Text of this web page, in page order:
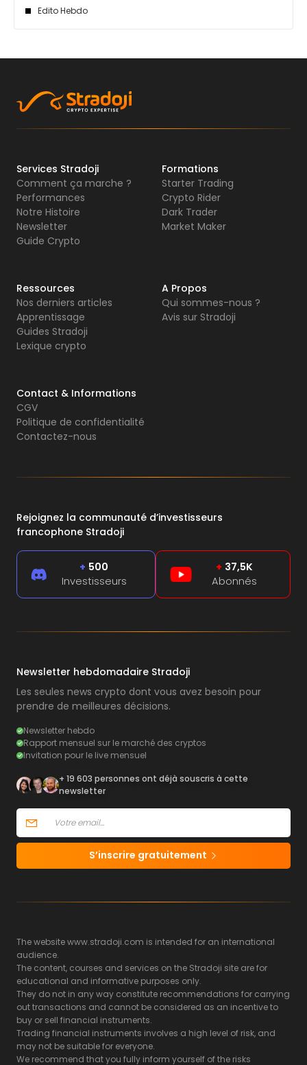
Edito Hebdo
Services Stradoji
Comment ça marche ?
Performances
Notre Histoire
Newsletter
Guide Crypto
Formations
Starter Trading
Crypto Rider
Dark Trader
Market Maker
Ressources
Nos derniers articles
Apprentissage
Guides Stradoji
Lexique crypto
A Propos
Qui sommes-nous ?
Avis sur Stradoji
Contact & Informations
CGV
Politique de confidentialité
Contactez-nous
Rejoignez la communauté d’investisseurs
francophone Stradoji
+ 500
Investisseurs
+ 37,5K
Abonnés
Newsletter hebdomadaire Stradoji
Les seules news crypto dont vous avez besoin pour
prendre de meilleures décisions.
Newsletter hebdo
Rapport mensuel sur le marché des cryptos
Invitation pour le live mensuel
+ 19 603 personnes ont déjà souscris à cette
newsletter
S’inscrire gratuitement
The website www.stradoji.com is intended for an international
audience.
The content, courses and services on the Stradoji site are for
educational and informative purposes only.
They do not in any way constitute recommendations for carrying
out transactions and cannot be considered as an incentive to
buy or sell financial instruments.
Trading financial instruments involves a high level of risk, and
may not be suitable for everyone.
We recommend that you fully inform yourself of the risks